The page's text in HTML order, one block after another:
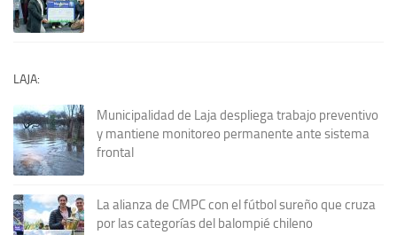
LAJA:
Municipalidad de Laja despliega trabajo preventivo
y mantiene monitoreo permanente ante sistema
frontal
La alianza de CMPC con el fútbol sureño que cruza
por las categorías del balompié chileno